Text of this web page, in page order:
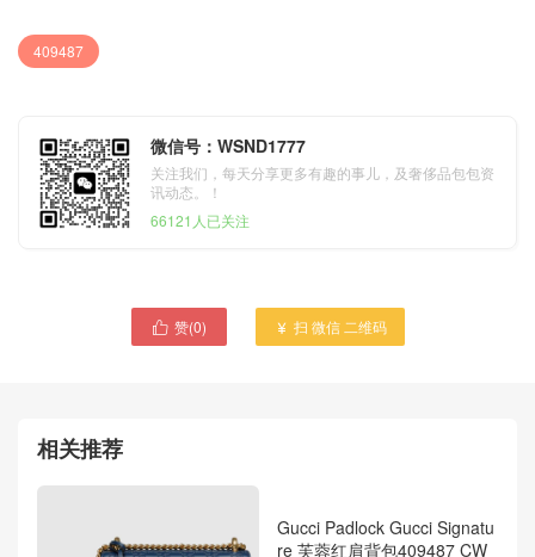
409487
微信号：WSND1777
关注我们，每天分享更多有趣的事儿，及奢侈品包包资
讯动态。！
66121人已关注
 赞(0)  扫 微信 二维码